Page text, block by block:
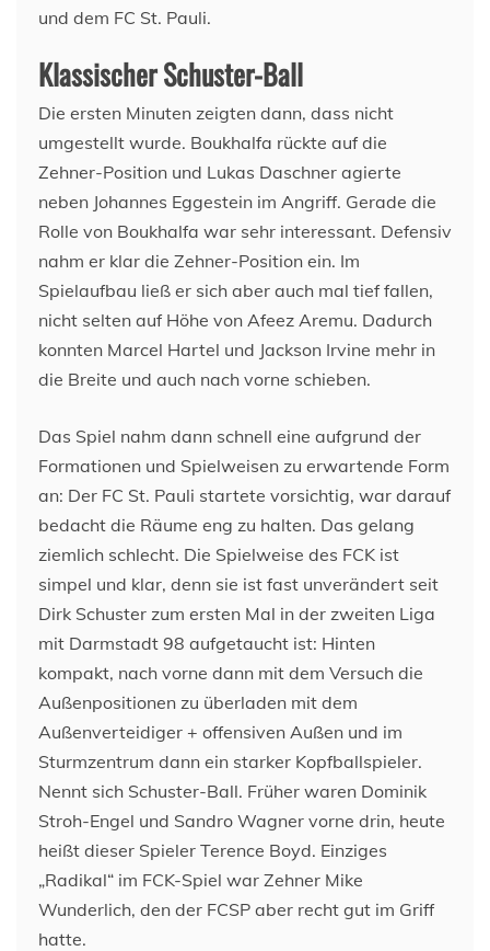
und dem FC St. Pauli.
Klassischer Schuster-Ball
Die ersten Minuten zeigten dann, dass nicht
umgestellt wurde. Boukhalfa rückte auf die
Zehner-Position und Lukas Daschner agierte
neben Johannes Eggestein im Angriff. Gerade die
Rolle von Boukhalfa war sehr interessant. Defensiv
nahm er klar die Zehner-Position ein. Im
Spielaufbau ließ er sich aber auch mal tief fallen,
nicht selten auf Höhe von Afeez Aremu. Dadurch
konnten Marcel Hartel und Jackson Irvine mehr in
die Breite und auch nach vorne schieben.
Das Spiel nahm dann schnell eine aufgrund der
Formationen und Spielweisen zu erwartende Form
an: Der FC St. Pauli startete vorsichtig, war darauf
bedacht die Räume eng zu halten. Das gelang
ziemlich schlecht. Die Spielweise des FCK ist
simpel und klar, denn sie ist fast unverändert seit
Dirk Schuster zum ersten Mal in der zweiten Liga
mit Darmstadt 98 aufgetaucht ist: Hinten
kompakt, nach vorne dann mit dem Versuch die
Außenpositionen zu überladen mit dem
Außenverteidiger + offensiven Außen und im
Sturmzentrum dann ein starker Kopfballspieler.
Nennt sich Schuster-Ball. Früher waren Dominik
Stroh-Engel und Sandro Wagner vorne drin, heute
heißt dieser Spieler Terence Boyd. Einziges
„Radikal“ im FCK-Spiel war Zehner Mike
Wunderlich, den der FCSP aber recht gut im Griff
hatte.